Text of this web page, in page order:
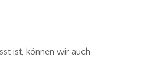
ist, können wir auch